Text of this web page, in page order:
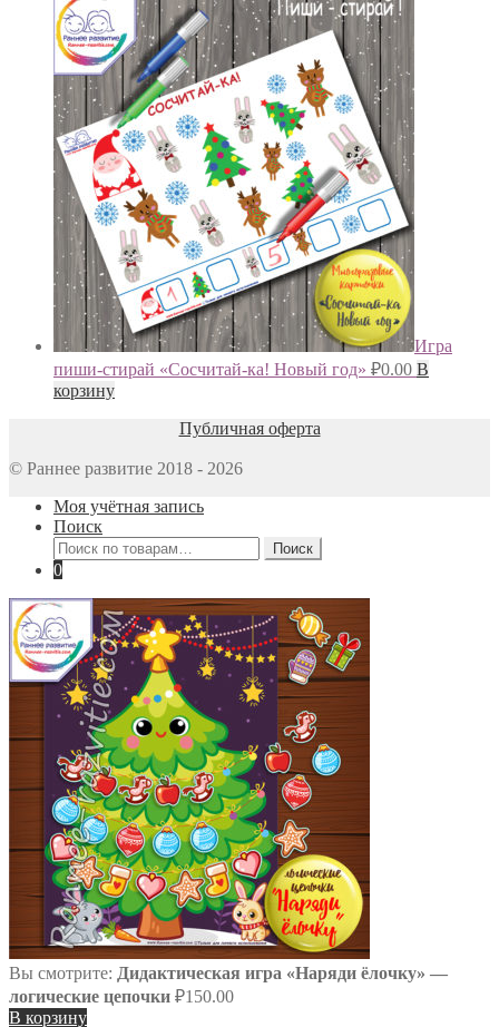
Игра
пиши-стирай «Сосчитай-ка! Новый год» ₽0.00 В
корзину
Публичная оферта
© Раннее развитие 2018 - 2026
Моя учётная запись
Поиск
Искать:
Поиск
0
Вы смотрите: Дидактическая игра «Наряди ёлочку» —
логические цепочки ₽150.00
В корзину